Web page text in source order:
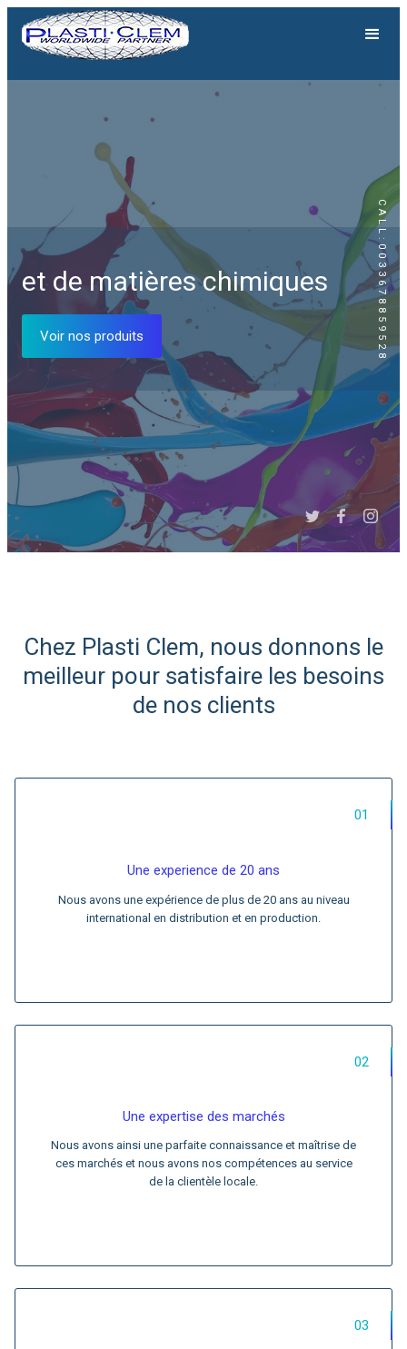
CALL:0033678859528
et de matières chimiques
Voir nos produits
Expert Afrique du Nord et
de l'Ouest
plastiques...
Génération solaire
Equipements solaires
Voir nos produits
Chez Plasti Clem, nous donnons le
meilleur pour satisfaire les besoins
de nos clients
01
Une experience de 20 ans
Nous avons une expérience de plus de 20 ans au niveau
international en distribution et en production.
02
Une expertise des marchés
Nous avons ainsi une parfaite connaissance et maîtrise de
ces marchés et nous avons nos compétences au service
de la clientèle locale.
03